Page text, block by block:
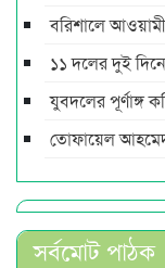
বরিশালে
১১ দলের দুই
যুবদলের পূর্ণাঙ্গ
তোফায়েল
সর্বমোট পাঠক